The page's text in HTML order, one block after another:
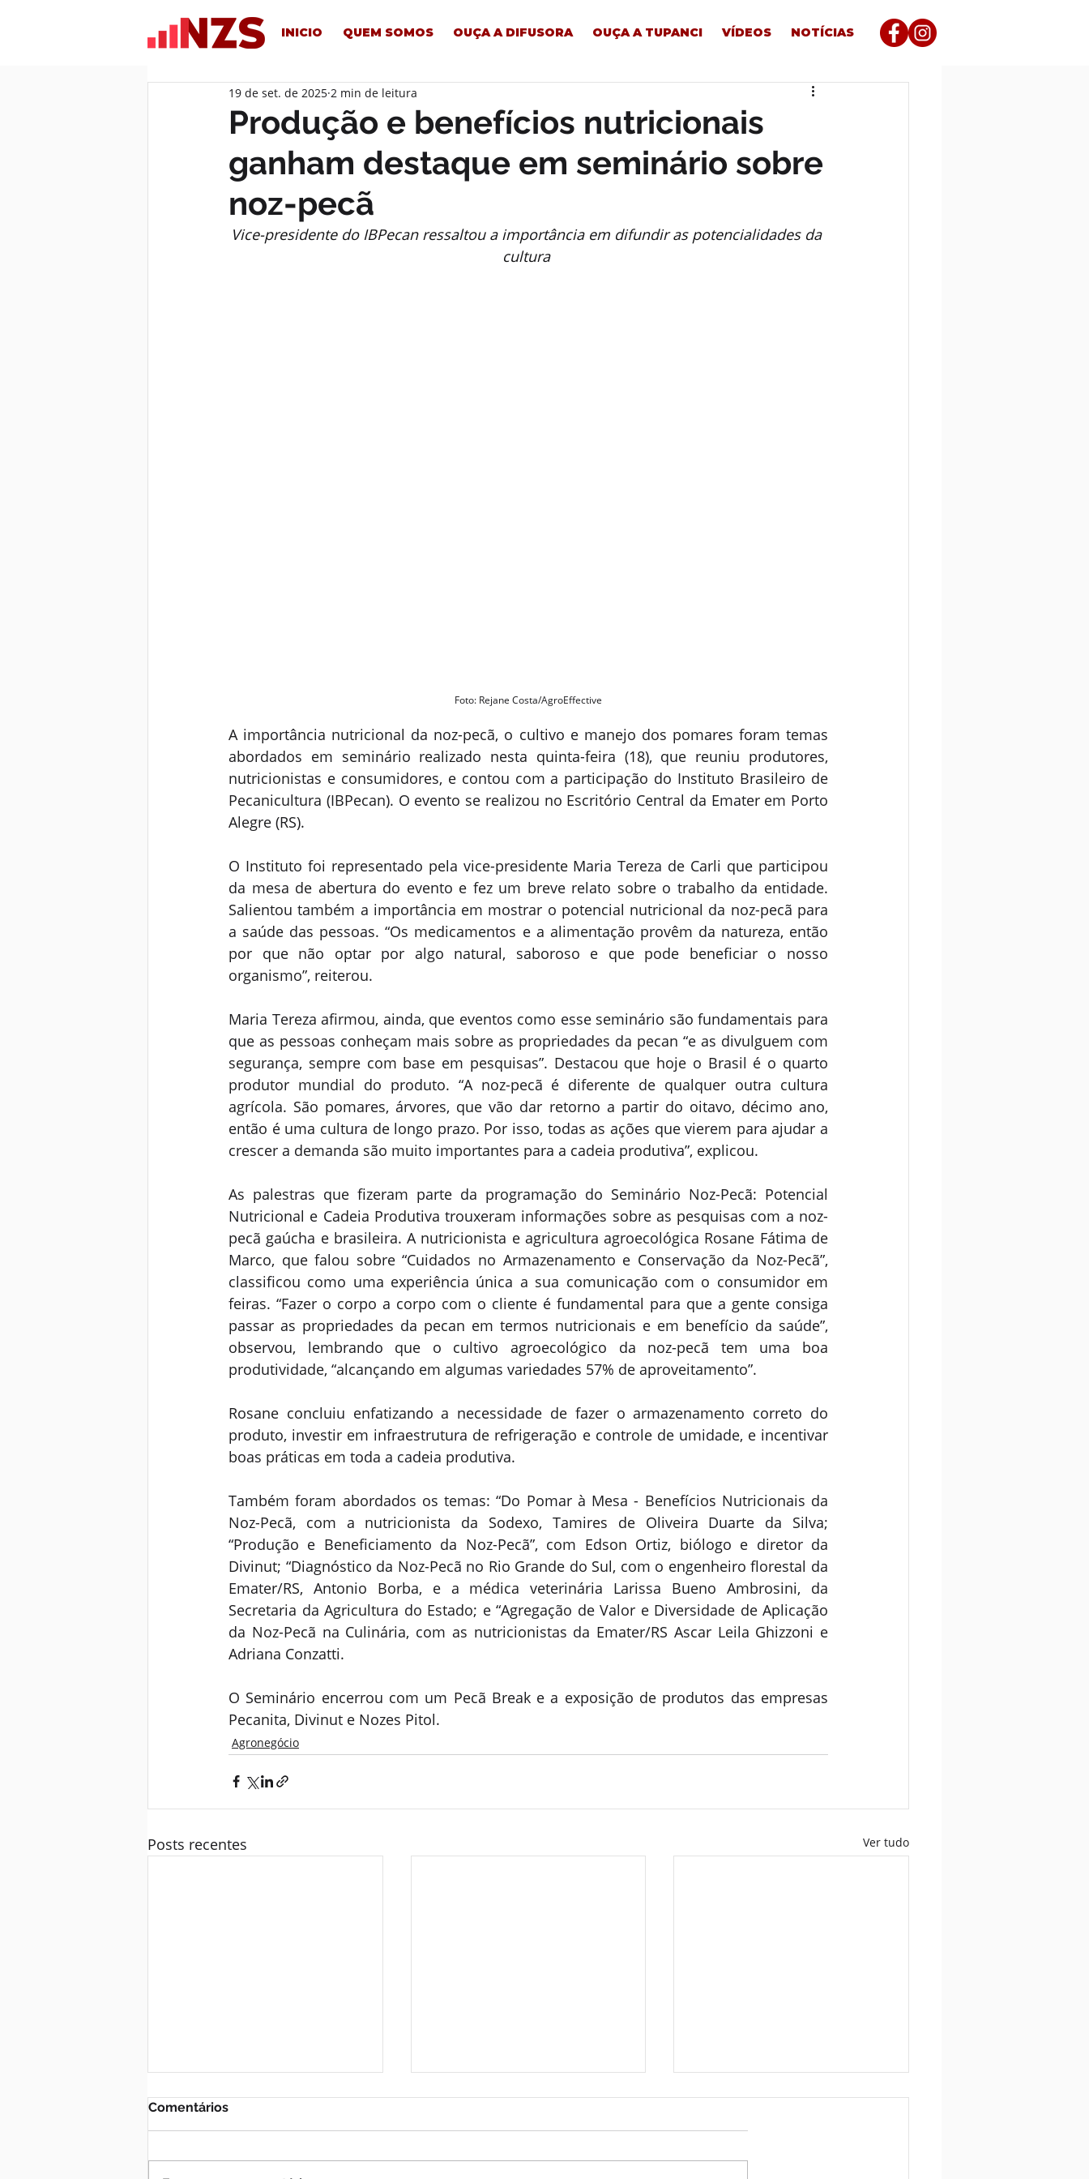
INICIO QUEM SOMOS OUÇA A DIFUSORA OUÇA A TUPANCI VÍDEOS NOTÍCIAS
Produção e benefícios nutricionais
ganham destaque em seminário sobre
noz-pecã
19 de set. de 2025 2 min de leitura
Vice-presidente do IBPecan ressaltou a importância em difundir as potencialidades da
cultura
Foto: Rejane Costa/AgroEffective
A importância nutricional da noz-pecã, o cultivo e manejo dos pomares foram temas
abordados em seminário realizado nesta quinta-feira (18), que reuniu produtores,
nutricionistas e consumidores, e contou com a participação do Instituto Brasileiro de
Pecanicultura (IBPecan). O evento se realizou no Escritório Central da Emater em Porto
Alegre (RS).
O Instituto foi representado pela vice-presidente Maria Tereza de Carli que participou
da mesa de abertura do evento e fez um breve relato sobre o trabalho da entidade.
Salientou também a importância em mostrar o potencial nutricional da noz-pecã para
a saúde das pessoas. “Os medicamentos e a alimentação provêm da natureza, então
por que não optar por algo natural, saboroso e que pode beneficiar o nosso
organismo”, reiterou.
Maria Tereza afirmou, ainda, que eventos como esse seminário são fundamentais para
que as pessoas conheçam mais sobre as propriedades da pecan “e as divulguem com
segurança, sempre com base em pesquisas”. Destacou que hoje o Brasil é o quarto
produtor mundial do produto. “A noz-pecã é diferente de qualquer outra cultura
agrícola. São pomares, árvores, que vão dar retorno a partir do oitavo, décimo ano,
então é uma cultura de longo prazo. Por isso, todas as ações que vierem para ajudar a
crescer a demanda são muito importantes para a cadeia produtiva”, explicou.
As palestras que fizeram parte da programação do Seminário Noz-Pecã: Potencial
Nutricional e Cadeia Produtiva trouxeram informações sobre as pesquisas com a noz-
pecã gaúcha e brasileira. A nutricionista e agricultura agroecológica Rosane Fátima de
Marco, que falou sobre “Cuidados no Armazenamento e Conservação da Noz-Pecã”,
classificou como uma experiência única a sua comunicação com o consumidor em
feiras. “Fazer o corpo a corpo com o cliente é fundamental para que a gente consiga
passar as propriedades da pecan em termos nutricionais e em benefício da saúde”,
observou, lembrando que o cultivo agroecológico da noz-pecã tem uma boa
produtividade, “alcançando em algumas variedades 57% de aproveitamento”.
Rosane concluiu enfatizando a necessidade de fazer o armazenamento correto do
produto, investir em infraestrutura de refrigeração e controle de umidade, e incentivar
boas práticas em toda a cadeia produtiva.
Também foram abordados os temas: “Do Pomar à Mesa - Benefícios Nutricionais da
Noz-Pecã, com a nutricionista da Sodexo, Tamires de Oliveira Duarte da Silva;
“Produção e Beneficiamento da Noz-Pecã”, com Edson Ortiz, biólogo e diretor da
Divinut; “Diagnóstico da Noz-Pecã no Rio Grande do Sul, com o engenheiro florestal da
Emater/RS, Antonio Borba, e a médica veterinária Larissa Bueno Ambrosini, da
Secretaria da Agricultura do Estado; e “Agregação de Valor e Diversidade de Aplicação
da Noz-Pecã na Culinária, com as nutricionistas da Emater/RS Ascar Leila Ghizzoni e
Adriana Conzatti.
O Seminário encerrou com um Pecã Break e a exposição de produtos das empresas
Pecanita, Divinut e Nozes Pitol.
Agronegócio
Posts recentes Ver tudo
Comentários